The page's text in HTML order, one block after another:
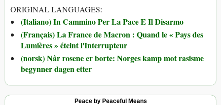
ORIGINAL LANGUAGES:
(Italiano) In Cammino Per La Pace E Il Disarmo
(Français) La France de Macron : Quand le « Pays des
Lumières » éteint l'Interrupteur
(norsk) Når rosene er borte: Norges kamp mot rasisme
begynner dagen etter
Peace by Peaceful Means